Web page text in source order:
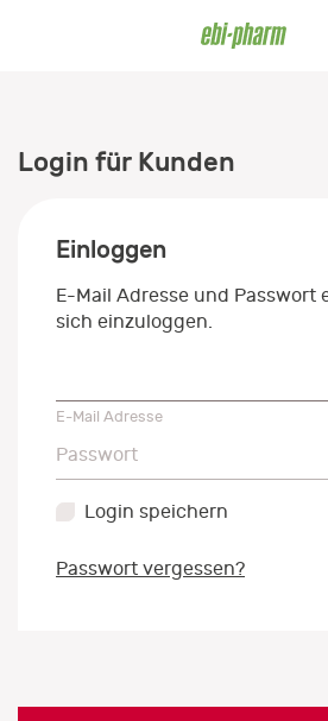
Login für Kunden
Einloggen
E-Mail Adresse und Passwort
sich einzuloggen.
E-Mail Adresse
Passwort
Passwort
Login speichern
Passwort vergessen?